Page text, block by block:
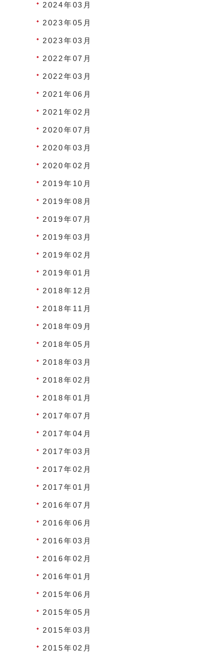
2024年03月
2023年05月
2023年03月
2022年07月
2022年03月
2021年06月
2021年02月
2020年07月
2020年03月
2020年02月
2019年10月
2019年08月
2019年07月
2019年03月
2019年02月
2019年01月
2018年12月
2018年11月
2018年09月
2018年05月
2018年03月
2018年02月
2018年01月
2017年07月
2017年04月
2017年03月
2017年02月
2017年01月
2016年07月
2016年06月
2016年03月
2016年02月
2016年01月
2015年06月
2015年05月
2015年03月
2015年02月